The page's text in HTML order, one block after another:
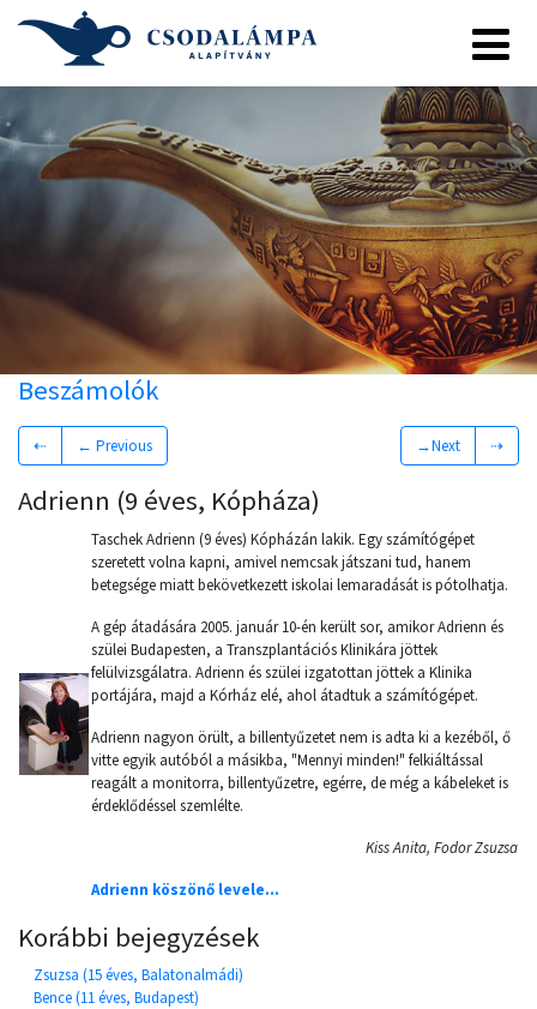
Beszámolók
⇠ ← Previous →Next ⇢
Adrienn (9 éves, Kópháza)
Taschek Adrienn (9 éves) Kópházán lakik. Egy számítógépet
szeretett volna kapni, amivel nemcsak játszani tud, hanem
betegsége miatt bekövetkezett iskolai lemaradását is pótolhatja.
A gép átadására 2005. január 10-én került sor, amikor Adrienn és
szülei Budapesten, a Transzplantációs Klinikára jöttek
felülvizsgálatra. Adrienn és szülei izgatottan jöttek a Klinika
portájára, majd a Kórház elé, ahol átadtuk a számítógépet.
Adrienn nagyon örült, a billentyűzetet nem is adta ki a kezéből, ő
vitte egyik autóból a másikba, "Mennyi minden!" felkiáltással
reagált a monitorra, billentyűzetre, egérre, de még a kábeleket is
érdeklődéssel szemlélte.
Kiss Anita, Fodor Zsuzsa
Adrienn köszönő levele...
Korábbi bejegyzések
Zsuzsa (15 éves, Balatonalmádi)
Bence (11 éves, Budapest)